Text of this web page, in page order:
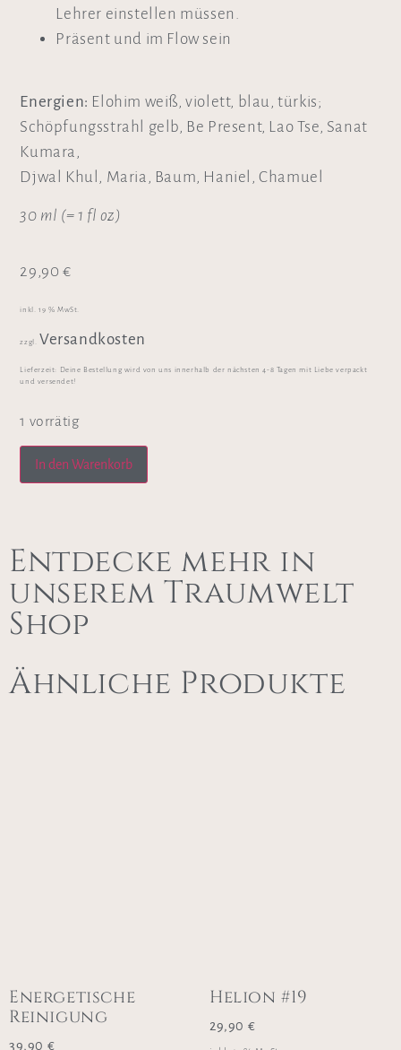
Lehrer einstellen müssen.
Präsent und im Flow sein
Energien: Elohim weiß, violett, blau, türkis;
Schöpfungsstrahl gelb, Be Present, Lao Tse, Sanat
Kumara,
Djwal Khul, Maria, Baum, Haniel, Chamuel
30 ml (= 1 fl oz)
29,90 €
inkl. 19 % MwSt.
zzgl. Versandkosten
Lieferzeit:
Deine Bestellung wird von uns innerhalb der nächsten 4-8 Tagen mit Liebe verpackt
und versendet!
1 vorrätig
In den Warenkorb
Entdecke mehr in
unserem Traumwelt
Shop
Ähnliche Produkte
Energetische
Reinigung
39,90 €
Helion #19
29,90 €